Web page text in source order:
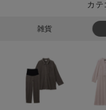
冬に可愛いニットがお得！
親子コーデ｜ママとベビー
便利な育児家電
Gift Selection 出産祝い
カ
雑貨